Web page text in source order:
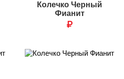
Колечко Черный
Фианит
₽